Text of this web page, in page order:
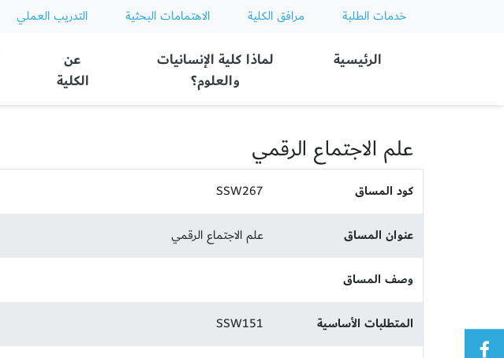
خدمات الطلبة مرافق الكلية الاهتمامات البحثية التدريب العملي
Ajman University
الرئيسية
لماذا كلية الإنسانيات
والعلوم؟
عن
الكلية
علم الاجتماع الرقمي
كود المساق SSW267
عنوان المساق علم الاجتماع الرقمي
وصف المساق
المتطلبات الأساسية SSW151